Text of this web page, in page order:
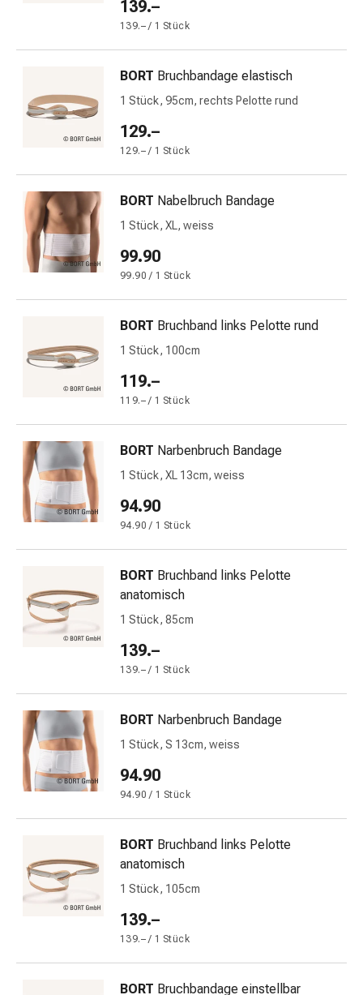
Unreine
Hautausschlag
Akne
Naturmittel
Bachblütentherapie
Pflanzenknospen
Homöopathie
Phytotherapie
Schüssler-
Salz
Spagyrika
Prostata
Harnwegsbeschwerden
Prostata
und
Blasenbeschwerden
Schmerzen
Fieber
Kopfschmerzen
&
Migräne
&
Gelenkschmerzen
Schmerzmittel
Schmerztherapie
Stress
&
Schlaf
Beruhigung
Stimmungsschwankungen
Schlafstörungen
Rhonchopathie
(Schnarchen)
Atemwege
Nasenmittel
Atmungstraktbeschwerden
Infektionen
139.–
139.– / 1 Stück
BORT Bruchbandage elastisch
1 Stück, 95cm, rechts Pelotte rund
129.–
129.– / 1 Stück
BORT Nabelbruch Bandage
1 Stück, XL, weiss
99.90
99.90 / 1 Stück
BORT Bruchband links Pelotte rund
1 Stück, 100cm
119.–
119.– / 1 Stück
BORT Narbenbruch Bandage
1 Stück, XL 13cm, weiss
94.90
94.90 / 1 Stück
BORT Bruchband links Pelotte
anatomisch
1 Stück, 85cm
139.–
139.– / 1 Stück
BORT Narbenbruch Bandage
1 Stück, S 13cm, weiss
94.90
94.90 / 1 Stück
BORT Bruchband links Pelotte
anatomisch
1 Stück, 105cm
139.–
139.– / 1 Stück
BORT Bruchbandage einstellbar